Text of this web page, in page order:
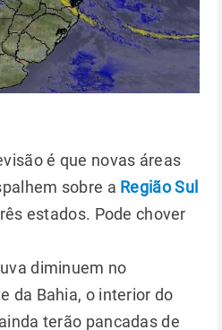
é que novas áreas
sobre a Região Sul
estados. Pode chover
diminuem no
da Bahia, o interior do
terão pancadas de